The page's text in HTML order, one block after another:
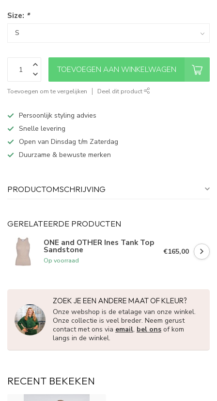
Size: *
TOEVOEGEN AAN WINKELWAGEN
Toevoegen om te vergelijken Deel dit product
Persoonlijk styling advies
Snelle levering
Open van Dinsdag t/m Zaterdag
Duurzame & bewuste merken
PRODUCTOMSCHRIJVING
GERELATEERDE PRODUCTEN
ONE and OTHER Ines Tank Top
Sandstone
Op voorraad
€165,00
ZOEK JE EEN ANDERE MAAT OF KLEUR?
Onze webshop is de etalage van onze winkel.
Onze collectie is veel breder. Neem gerust
contact met ons via email, bel ons of kom
langs in de winkel.
RECENT BEKEKEN